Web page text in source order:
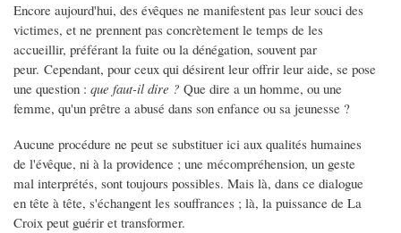
Encore aujourd'hui, des évêques ne manifestent pas leur souci des
victimes, et ne prennent pas concrètement le temps de les
accueillir, préférant la fuite ou la dénégation, souvent par
peur. Cependant, pour ceux qui désirent leur offrir leur aide, se pose
une question : que faut-il dire ? Que dire a un homme, ou une
femme, qu'un prêtre a abusé dans son enfance ou sa jeunesse ?
Aucune procédure ne peut se substituer ici aux qualités humaines
de l'évêque, ni à la providence ; une mécompréhension, un geste
mal interprétés, sont toujours possibles. Mais là, dans ce dialogue
en tête à tête, s'échangent les souffrances ; là, la puissance de La
Croix peut guérir et transformer.